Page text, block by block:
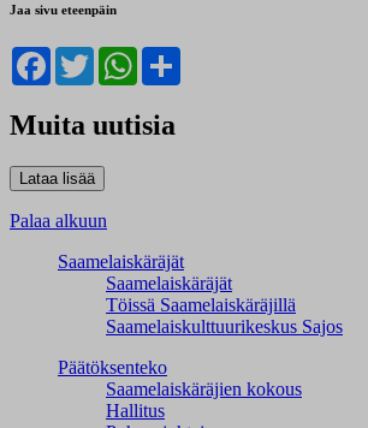
Jaa sivu eteenpäin
Facebook
TwitterWhatsApp
Muita uutisia
Palaa alkuun
Saamelaiskäräjät
Saamelaiskäräjät
Töissä Saamelaiskäräjillä
Saamelaiskulttuuri­keskus Sajos
Päätöksenteko
Saamelaiskäräjien kokous
Hallitus